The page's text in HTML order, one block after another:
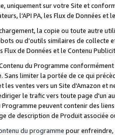
uniquement sur votre Site et
l’API PA, les Flux de Données
la copie ou toute autre
ou d’outils similaires de
Flux de Données et le Contenu
du Programme
Sans limiter la portée de ce qui
les ventes vers un Site d'Amazon et
le trafic vers toute page d'un
peuvent contenir des
de description de Produit associée
du programme pour